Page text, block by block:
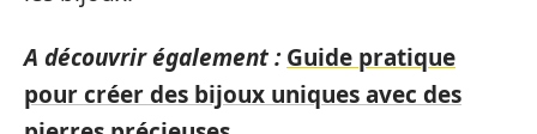
A découvrir également : Guide pratique
pour créer des bijoux uniques avec des